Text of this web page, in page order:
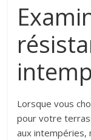
Lorsque vous
pour votre
aux intempéries,